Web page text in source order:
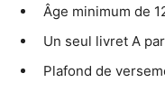
Âge minimum de
Un seul livret A
Plafond de